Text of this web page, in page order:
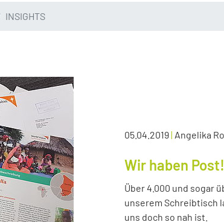
INSIGHTS
05.04.2019| Angelika
Wir haben Post!
Über 4.000 und sogar
unserem Schreibtisch
uns doch so nah ist.